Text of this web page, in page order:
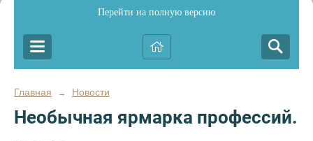
Перейти на полную версию
Главная → Новости
Необычная ярмарка профессий.